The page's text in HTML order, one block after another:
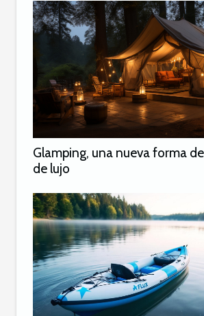
Glamping, una nueva forma
de lujo